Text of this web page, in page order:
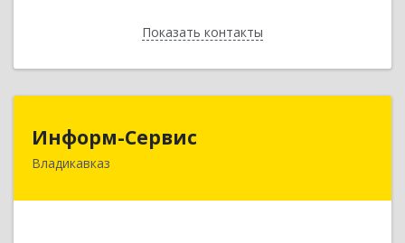
Показать контакты
Назад
Информ-Сервис
Владикавказ362020, Северная Осетия - Алания Респ,